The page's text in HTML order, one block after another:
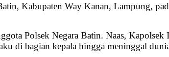
Kabupaten Way Kanan, Lampung,
Polsek Negara Batin. Naas,
di bagian kepala hingga meninggal